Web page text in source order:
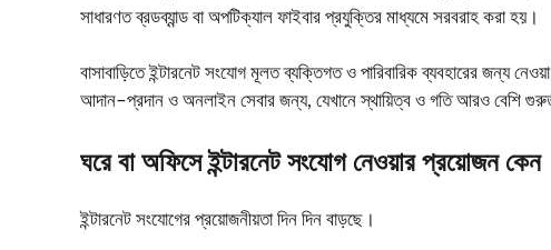
সাধারণত ব্রডব্যান্ড বা অপটিক্যাল ফাইবার প্রযুক্তির মাধ্যমে সরবরাহ করা হয়।
বাসাবাড়িতে ইন্টারনেট সংযোগ মূলত ব্যক্তিগত ও পারিবারিক ব্যবহারের জন্য
আদান–প্রদান ও অনলাইন সেবার জন্য, যেখানে স্থায়িত্ব ও গতি আরও বেশি
ঘরে বা অফিসে ইন্টারনেট সংযোগ নেওয়ার প্রয়োজন কেন
ইন্টারনেট সংযোগের প্রয়োজনীয়তা দিন দিন বাড়ছে।